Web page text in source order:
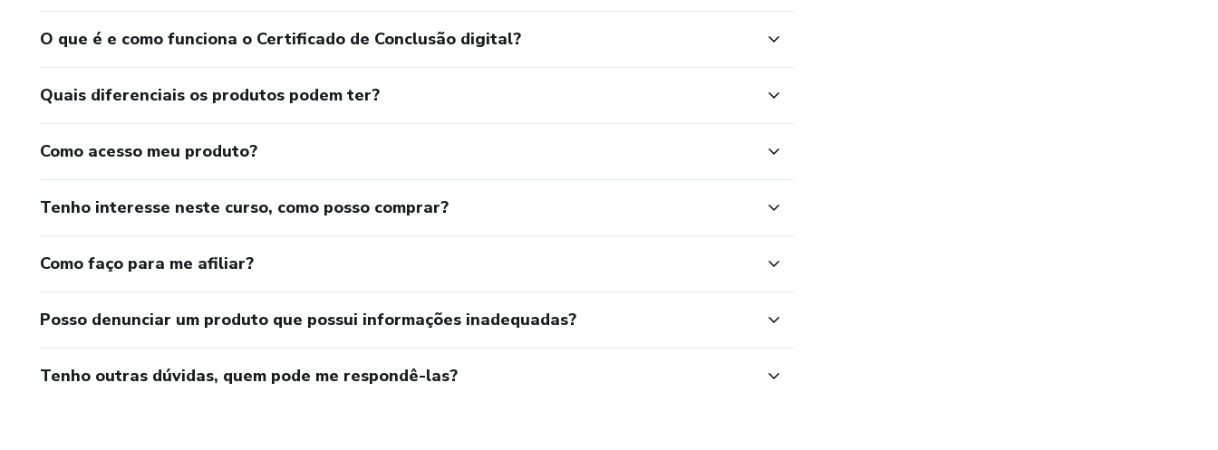
O que é e como funciona o Certificado de Conclusão digital?
Quais diferenciais os produtos podem ter?
Como acesso meu produto?
Tenho interesse neste curso, como posso comprar?
Como faço para me afiliar?
Posso denunciar um produto que possui informações inadequadas?
Tenho outras dúvidas, quem pode me respondê-las?